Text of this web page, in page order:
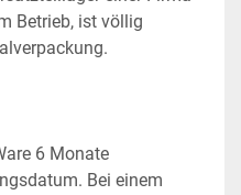
Betrieb, ist völlig
6 Monate
Bei einem